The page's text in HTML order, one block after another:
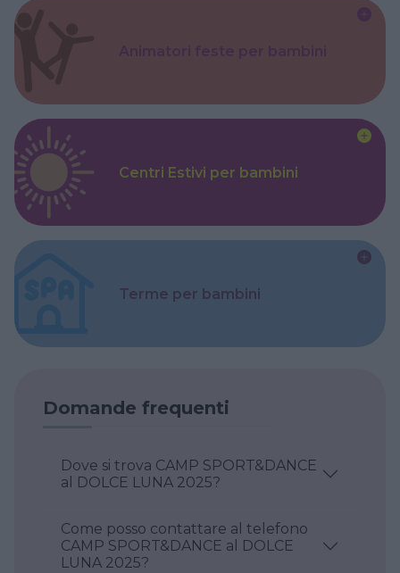
Centri Estivi per bambini
Terme per bambini
Domande frequenti
Dove si trova CAMP SPORT&DANCE
al DOLCE LUNA 2025?
Come posso contattare al telefono
CAMP SPORT&DANCE al DOLCE
LUNA 2025?